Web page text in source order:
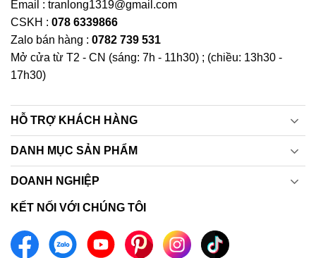
Email : tranlong1319@gmail.com
CSKH : 078 6339866
Zalo bán hàng : 0782 739 531
Mở cửa từ T2 - CN (sáng: 7h - 11h30) ; (chiều: 13h30 -
17h30)
HỖ TRỢ KHÁCH HÀNG
DANH MỤC SẢN PHẨM
DOANH NGHIỆP
KẾT NỐI VỚI CHÚNG TÔI